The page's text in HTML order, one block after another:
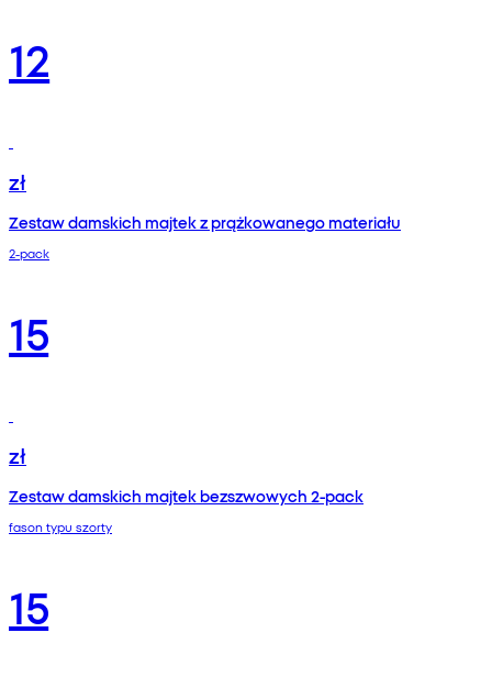
12
zł
Zestaw damskich majtek z prążkowanego materiału
2-pack
15
zł
Zestaw damskich majtek bezszwowych 2-pack
fason typu szorty
15